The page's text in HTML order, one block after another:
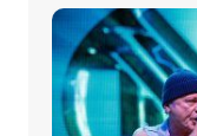
Rhein-Neckar